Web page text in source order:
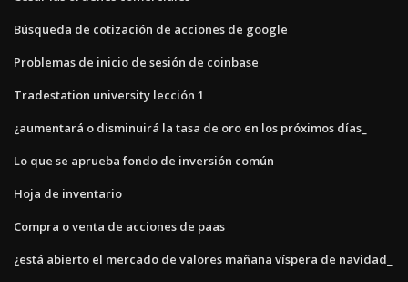
Búsqueda de cotización de acciones de google
Problemas de inicio de sesión de coinbase
Tradestation university lección 1
¿aumentará o disminuirá la tasa de oro en los próximos días_
Lo que se aprueba fondo de inversión común
Hoja de inventario
Compra o venta de acciones de paas
¿está abierto el mercado de valores mañana víspera de navidad_